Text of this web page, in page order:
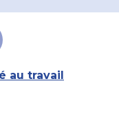
au travail